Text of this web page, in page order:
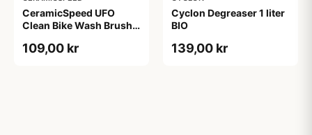
CeramicSpeed UFO
Clean Bike Wash Brush -
109,00 kr
Cyclon Degreaser 1 liter
BIO
139,00 kr